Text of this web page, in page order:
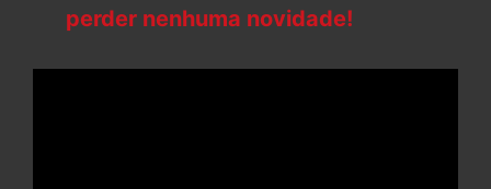
perder nenhuma novidade!